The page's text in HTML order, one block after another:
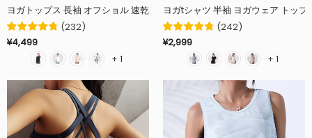
ヨガトップス 長袖 オフショル 速乾 羽織り 長め 全5色 柔らかく 通気性
(232)
¥4,499
+ 1
ヨガtシャツ 半袖 ヨガウェア トッ
(242)
¥2,999
+ 1